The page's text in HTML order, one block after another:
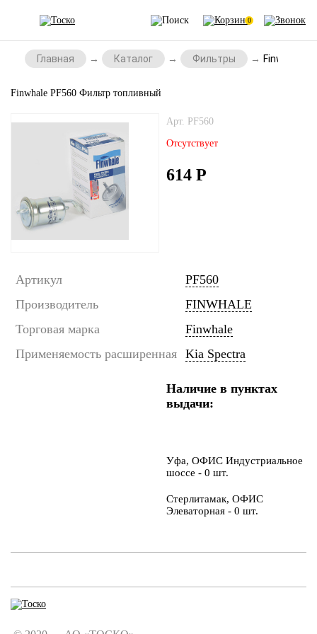
0
Главная Каталог Фильтры Finwhale
Finwhale PF560 Фильтр топливный
Арт. PF560
Отсутствует
614 Р
Артикул
PF560
Производитель
FINWHALE
Торговая марка
Finwhale
Применяемость расширенная Kia Spectra
Наличие в пунктах
выдачи:
Уфа, ОФИС Индустриальное
шоссе - 0 шт.
Стерлитамак, ОФИС
Элеваторная - 0 шт.